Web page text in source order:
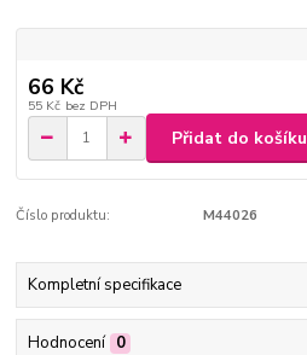
66 Kč
55 Kč bez DPH
Přidat do košíku
Číslo produktu: M44026
Kompletní specifikace
Hodnocení 0